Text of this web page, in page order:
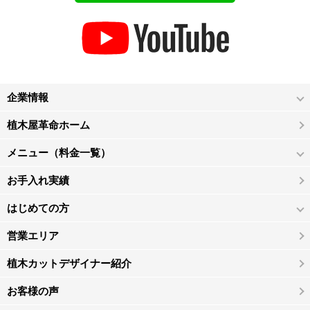
企業情報
植木屋革命ホーム
メニュー（料金一覧）
お手入れ実績
はじめての方
営業エリア
植木カットデザイナー紹介
お客様の声